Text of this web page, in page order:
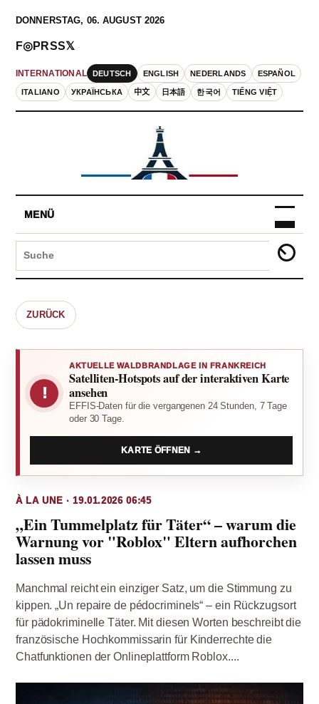
DONNERSTAG, 06. AUGUST 2026
INTERNATIONAL DEUTSCH ENGLISH NEDERLANDS ESPAÑOL
ITALIANO УКРАЇНСЬКА 中文 日本語 한국어 TIẾNG VIỆT
F◎PRSS𝕏
MENÜ
ZURÜCK
!
AKTUELLE WALDBRANDLAGE IN FRANKREICH
Satelliten-Hotspots auf der interaktiven Karte
ansehen
EFFIS-Daten für die vergangenen 24 Stunden, 7 Tage
oder 30 Tage.
KARTE ÖFFNEN →
À LA UNE · 19.01.2026 06:45
„Ein Tummelplatz für Täter“ – warum die
Warnung vor "Roblox" Eltern aufhorchen
lassen muss
Manchmal reicht ein einziger Satz, um die Stimmung zu
kippen. „Un repaire de pédocriminels“ – ein Rückzugsort
für pädokriminelle Täter. Mit diesen Worten beschreibt die
französische Hochkommissarin für Kinderrechte die
Chatfunktionen der Onlineplattform Roblox....